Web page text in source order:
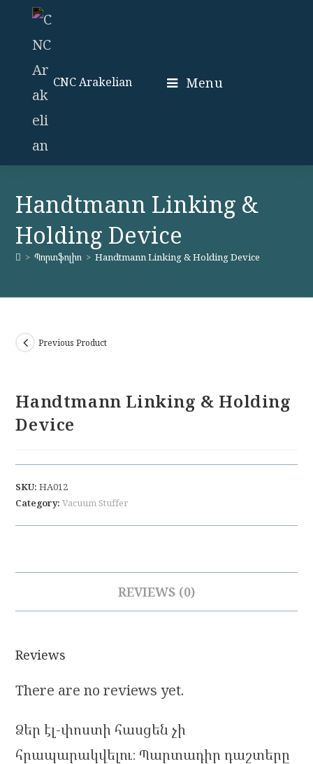
content
CNC Arakelian Menu
Handtmann Linking &
Holding Device
> Պորտֆոլիո > Handtmann Linking & Holding Device
Previous Product
Handtmann Linking & Holding
Device
SKU:HA012
Category:Vacuum Stuffer
REVIEWS (0)
Reviews
There are no reviews yet.
Ձեր էլ-փոստի հասցեն չի
հրապարակվելու։ Պարտադիր դաշտերը